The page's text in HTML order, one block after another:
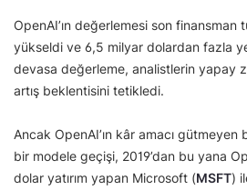
OpenAI’ın değerlemesi son finansman
yükseldi ve 6,5 milyar dolardan fazla
devasa değerleme, analistlerin yapay
artış beklentisini tetikledi.
Ancak OpenAI’ın kâr amacı gütmeyen
bir modele geçişi, 2019’dan bu yana
dolar yatırım yapan Microsoft (MSFT)